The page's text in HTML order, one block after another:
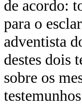
de acordo:
para o
adventista
destes dois
sobre os